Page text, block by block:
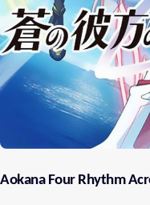
Aokana Four Rhythm